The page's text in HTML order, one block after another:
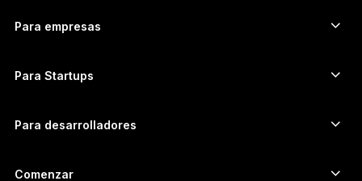
Ledger Nano Classics
Paquetes
Todos los productos
Billetera para Cardano
Billetera para Monero
Ver todos los activos
Compra cripto
Permuta tus cripto
Para empresas
Para Startups
Para desarrolladores
Comenzar